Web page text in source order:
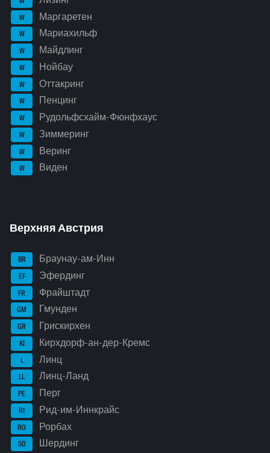
W Маргаретен
W Мариахильф
W Майдлинг
W Нойбау
W Оттакринг
W Пенцинг
W Рудольфсхайм-Фюнфхаус
W Зиммеринг
W Веринг
W Виден
Верхняя Австрия
BR Браунау-ам-Инн
EF Эфердинг
FR Фрайштадт
GM Гмунден
GR Грискирхен
KI Кирхдорф-ан-дер-Кремс
L Линц
LL Линц-Ланд
PE Перг
RI Рид-им-Иннкрайс
RO Рорбах
SD Шердинг